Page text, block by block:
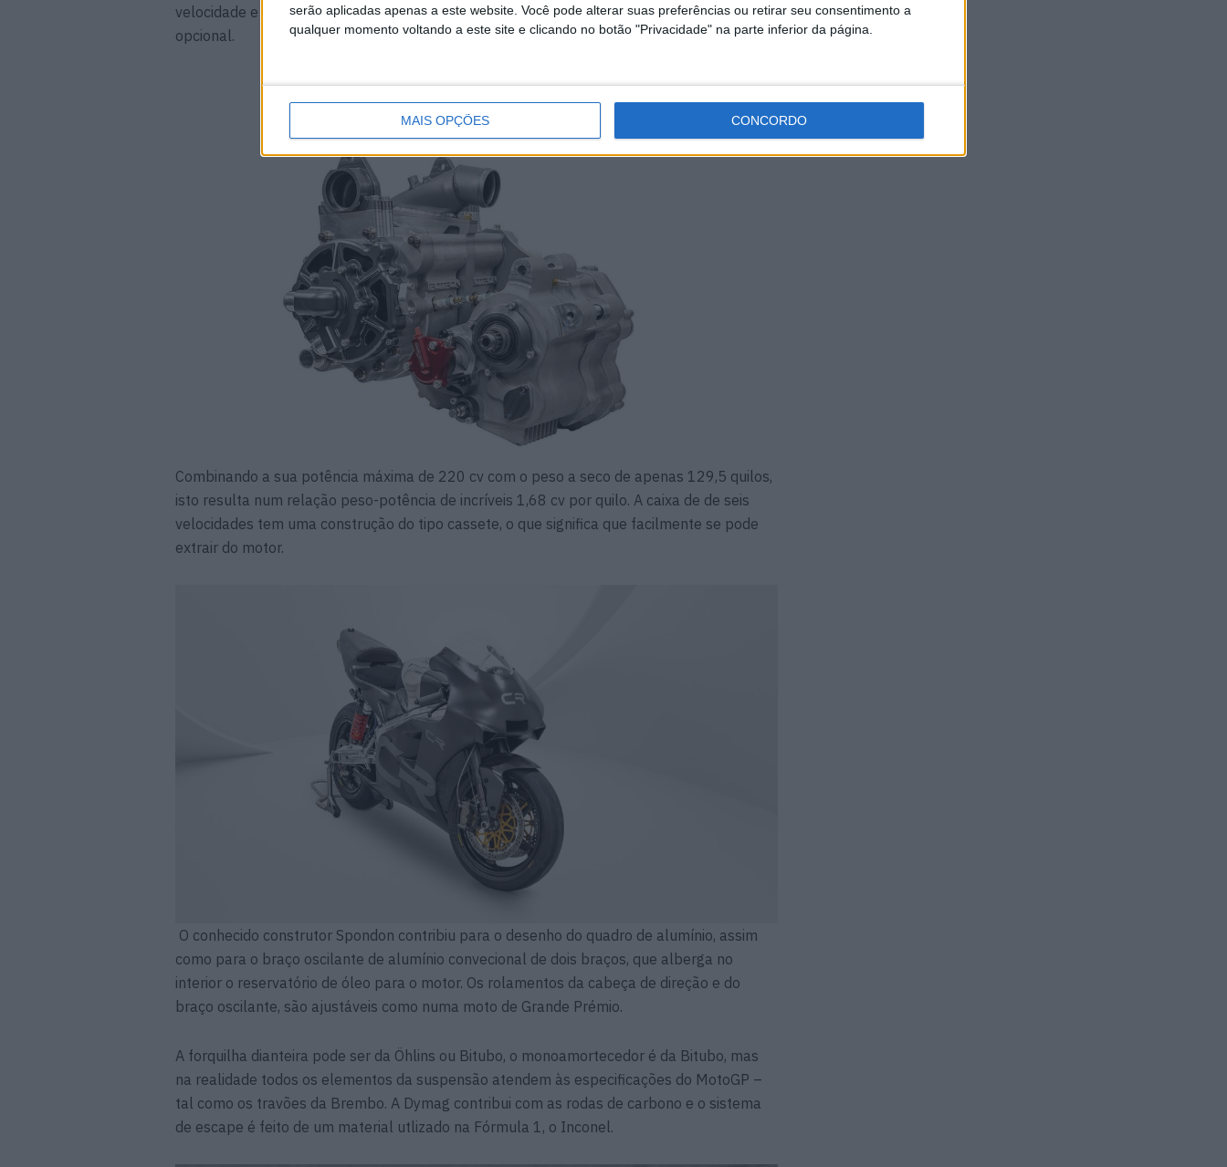
serão aplicadas apenas a este website. Você pode alterar suas preferências ou retirar seu consentimento a
qualquer momento voltando a este site e clicando no botão "Privacidade" na parte inferior da página.
MAIS OPÇÕES CONCORDO
velocidade e a embraiaagem o valor sobe para 43 quilos. O sistema de arranque elétrico é
opcional.
1,68 cavalos por cada quilo!
Combinando a sua potência máxima de 220 cv com o peso a seco de apenas 129,5 quilos,
isto resulta num relação peso-potência de incríveis 1,68 cv por quilo. A caixa de de seis
velocidades tem uma construção do tipo cassete, o que significa que facilmente se pode
extrair do motor.
O conhecido construtor Spondon contribiu para o desenho do quadro de alumínio, assim
como para o braço oscilante de alumínio convecional de dois braços, que alberga no
interior o reservatório de óleo para o motor. Os rolamentos da cabeça de direção e do
braço oscilante, são ajustáveis como numa moto de Grande Prémio.
A forquilha dianteira pode ser da Öhlins ou Bitubo, o monoamortecedor é da Bitubo, mas
na realidade todos os elementos da suspensão atendem às especificações do MotoGP –
tal como os travões da Brembo. A Dymag contribui com as rodas de carbono e o sistema
de escape é feito de um material utlizado na Fórmula 1, o Inconel.